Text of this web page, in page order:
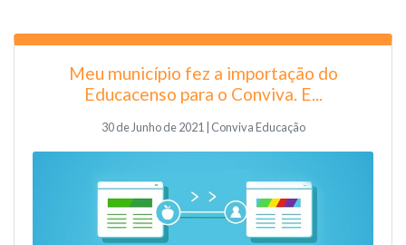
Meu município fez a importação do
Educacenso para o Conviva. E...
30 de Junho de 2021 | Conviva Educação